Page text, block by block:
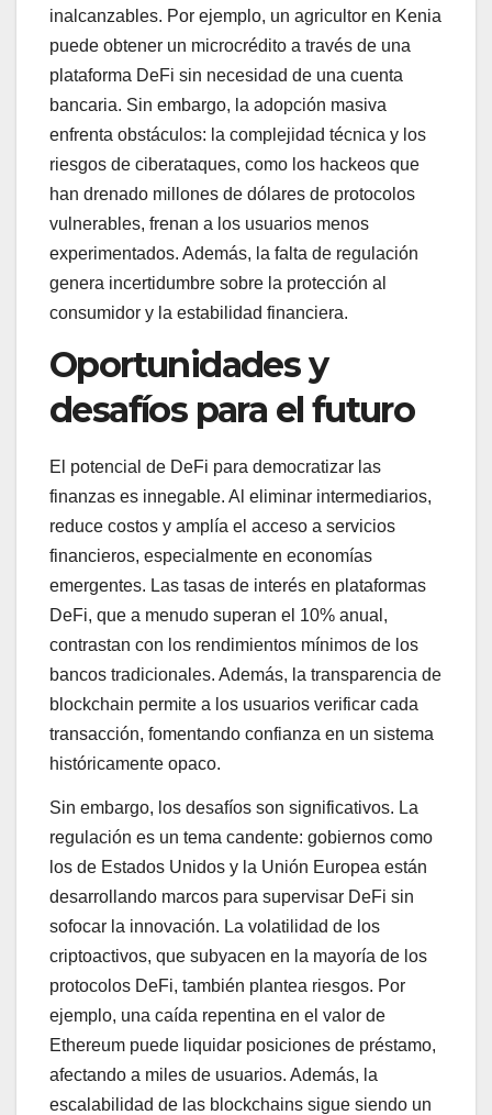
inalcanzables. Por ejemplo, un agricultor en Kenia
puede obtener un microcrédito a través de una
plataforma DeFi sin necesidad de una cuenta
bancaria. Sin embargo, la adopción masiva
enfrenta obstáculos: la complejidad técnica y los
riesgos de ciberataques, como los hackeos que
han drenado millones de dólares de protocolos
vulnerables, frenan a los usuarios menos
experimentados. Además, la falta de regulación
genera incertidumbre sobre la protección al
consumidor y la estabilidad financiera.
Oportunidades y
desafíos para el futuro
El potencial de DeFi para democratizar las
finanzas es innegable. Al eliminar intermediarios,
reduce costos y amplía el acceso a servicios
financieros, especialmente en economías
emergentes. Las tasas de interés en plataformas
DeFi, que a menudo superan el 10% anual,
contrastan con los rendimientos mínimos de los
bancos tradicionales. Además, la transparencia de
blockchain permite a los usuarios verificar cada
transacción, fomentando confianza en un sistema
históricamente opaco.
Sin embargo, los desafíos son significativos. La
regulación es un tema candente: gobiernos como
los de Estados Unidos y la Unión Europea están
desarrollando marcos para supervisar DeFi sin
sofocar la innovación. La volatilidad de los
criptoactivos, que subyacen en la mayoría de los
protocolos DeFi, también plantea riesgos. Por
ejemplo, una caída repentina en el valor de
Ethereum puede liquidar posiciones de préstamo,
afectando a miles de usuarios. Además, la
escalabilidad de las blockchains sigue siendo un